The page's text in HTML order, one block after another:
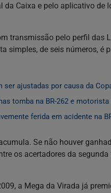
da Caixa e pelo aplicativo de
transmissão pelo perfil das
simples, de seis números, é
ser ajustadas por causa da
tomba na BR-262 e
ferida em acidente na
Se não houver
os acertadores da
a Mega da Virada já